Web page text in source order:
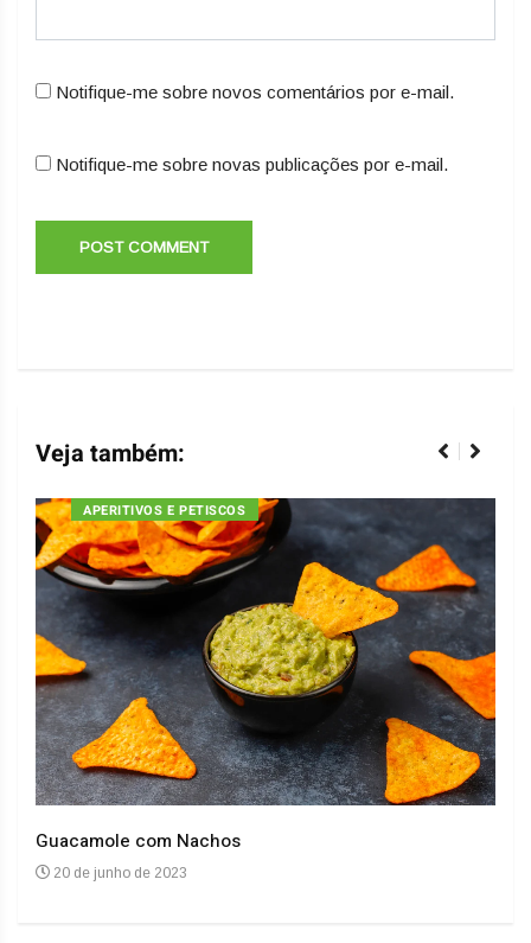
Notifique-me sobre novos comentários por e-mail.
Notifique-me sobre novas publicações por e-mail.
Veja também:
APERITIVOS E PETISCOS
Guacamole com Nachos
20 de junho de 2023